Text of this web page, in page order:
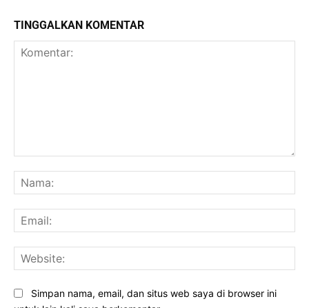
TINGGALKAN KOMENTAR
Simpan nama, email, dan situs web saya di browser ini